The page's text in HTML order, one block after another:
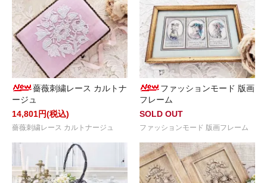
薔薇刺繍レース カルトナ
ージュ
14,801円(税込)
薔薇刺繍レース カルトナージュ
ファッションモード 版画
フレーム
SOLD OUT
ファッションモード 版画フレーム